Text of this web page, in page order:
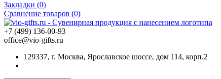
Закладки (0)
Сравнение товаров (0)
+7 (499) 136-00-93
office@vio-gifts.ru
129337, г. Москва, Ярославское шоссе, дом 114, корп.2